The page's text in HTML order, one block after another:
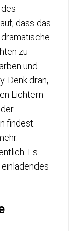
dass das
zu
und
Denk dran,
Lichtern
findest.
Es